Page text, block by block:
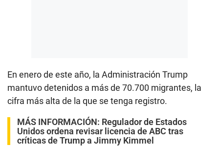
En enero de este año, la Administración Trump
mantuvo detenidos a más de 70.700 migrantes, la
cifra más alta de la que se tenga registro.
MÁS INFORMACIÓN: Regulador de Estados
Unidos ordena revisar licencia de ABC tras
críticas de Trump a Jimmy Kimmel